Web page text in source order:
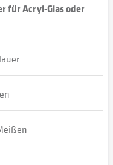
für Acryl-Glas oder